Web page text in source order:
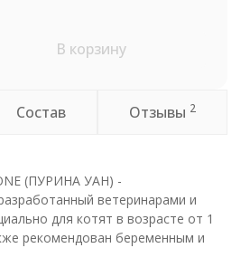
В корзину
Состав Отзывы 2
(ПУРИНА УАН) -
ветеринарами и
для котят в возрасте от 1
рекомендован беременным и